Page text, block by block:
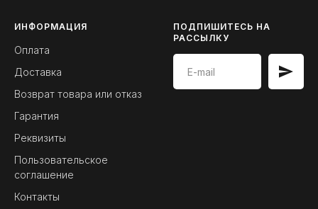
ИНФОРМАЦИЯ
Оплата
Доставка
Возврат товара или отказ
Гарантия
Реквизиты
Пользовательское
соглашение
Контакты
ПОДПИШИТЕСЬ НА
РАССЫЛКУ